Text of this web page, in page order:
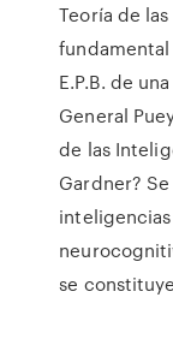
Teoría de
E.P.B. de
General
de las
Gardner?
se